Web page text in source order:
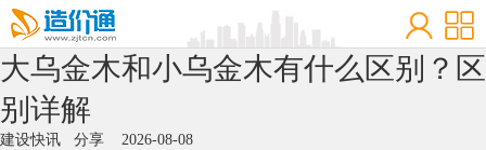
大乌金木和小乌金木有什么区别？区
别详解
建设快讯 分享 2026-08-08